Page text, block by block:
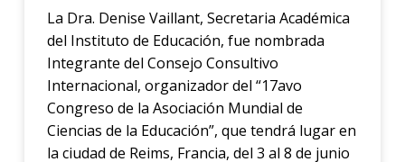
La Dra. Denise Vaillant, Secretaria Académica
del Instituto de Educación, fue nombrada
Integrante del Consejo Consultivo
Internacional, organizador del “17avo
Congreso de la Asociación Mundial de
Ciencias de la Educación”, que tendrá lugar en
la ciudad de Reims, Francia, del 3 al 8 de junio